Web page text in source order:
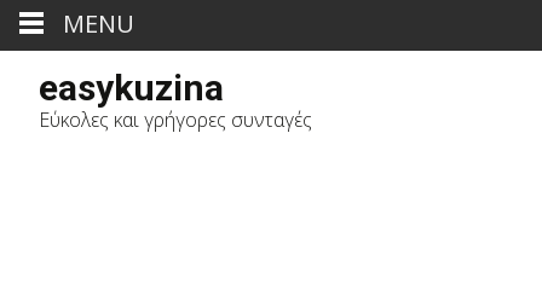
easykuzina
Εύκολες και γρήγορες συνταγές
MENU